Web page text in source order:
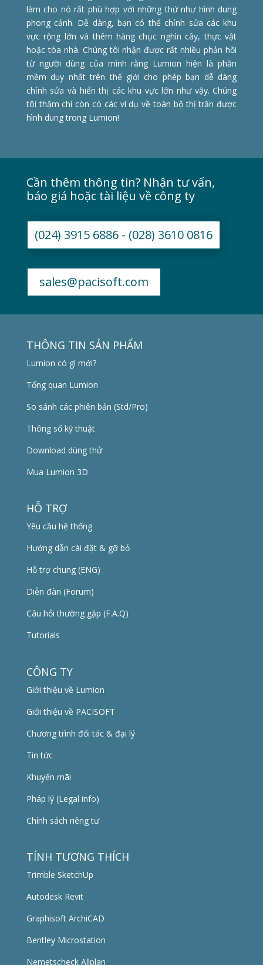
làm cho nó rất phù hợp với những thứ như hình dung
phong cảnh. Dễ dàng, bạn có thể chỉnh sửa các khu
vực rộng lớn và thêm hàng chục nghìn cây, thực vật
hoặc tòa nhà. Chúng tôi nhận được rất nhiều phản hồi
từ người dùng của mình rằng Lumion hiện là phần
mềm duy nhất trên thế giới cho phép bạn dễ dàng
chỉnh sửa và hiển thị các khu vực lớn như vậy. Chúng
tôi thậm chí còn có các ví dụ về toàn bộ thị trấn được
hình dung trong Lumion!
Cần thêm thông tin? Nhận tư vấn,
báo giá hoặc tài liệu về công ty
(024) 3915 6886 - (028) 3610 0816
sales@pacisoft.com
THÔNG TIN SẢN PHẨM
Lumion có gì mới?
Tổng quan Lumion
So sánh các phiên bản (Std/Pro)
Thông số kỹ thuật
Download dùng thử
Mua Lumion 3D
HỖ TRỢ
Yêu cầu hệ thống
Hướng dẫn cài đặt & gỡ bỏ
Hỗ trợ chung (ENG)
Diễn đàn (Forum)
Câu hỏi thường gặp (F.A.Q)
Tutorials
CÔNG TY
Giới thiệu về Lumion
Giới thiệu về PACISOFT
Chương trình đối tác & đại lý
Tin tức
Khuyến mãi
Pháp lý (Legal info)
Chính sách riêng tư
TÍNH TƯƠNG THÍCH
Trimble SketchUp
Autodesk Revit
Graphisoft ArchiCAD
Bentley Microstation
Nemetscheck Allplan